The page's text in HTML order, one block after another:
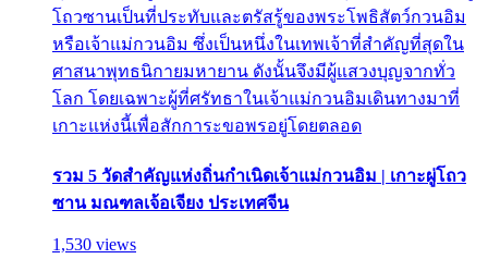
โถวซานเป็นที่ประทับและตรัสรู้ของพระโพธิสัตว์กวนอิม
หรือเจ้าแม่กวนอิม ซึ่งเป็นหนึ่งในเทพเจ้าที่สำคัญที่สุดใน
ศาสนาพุทธนิกายมหายาน ดังนั้นจึงมีผู้แสวงบุญจากทั่ว
โลก โดยเฉพาะผู้ที่ศรัทธาในเจ้าแม่กวนอิมเดินทางมาที่
เกาะแห่งนี้เพื่อสักการะขอพรอยู่โดยตลอด
รวม 5 วัดสำคัญแห่งถิ่นกำเนิดเจ้าแม่กวนอิม | เกาะผู่โถว
ซาน มณฑลเจ้อเจียง ประเทศจีน
1,530 views